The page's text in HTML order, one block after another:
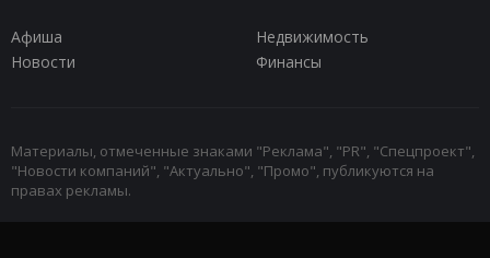
Афиша
Недвижимость
Новости
Финансы
Материалы, отмеченные знаками "Реклама", "PR", "Спецпроект",
"Новости компаний", "Актуально", "Промо", публикуются на
правах рекламы.